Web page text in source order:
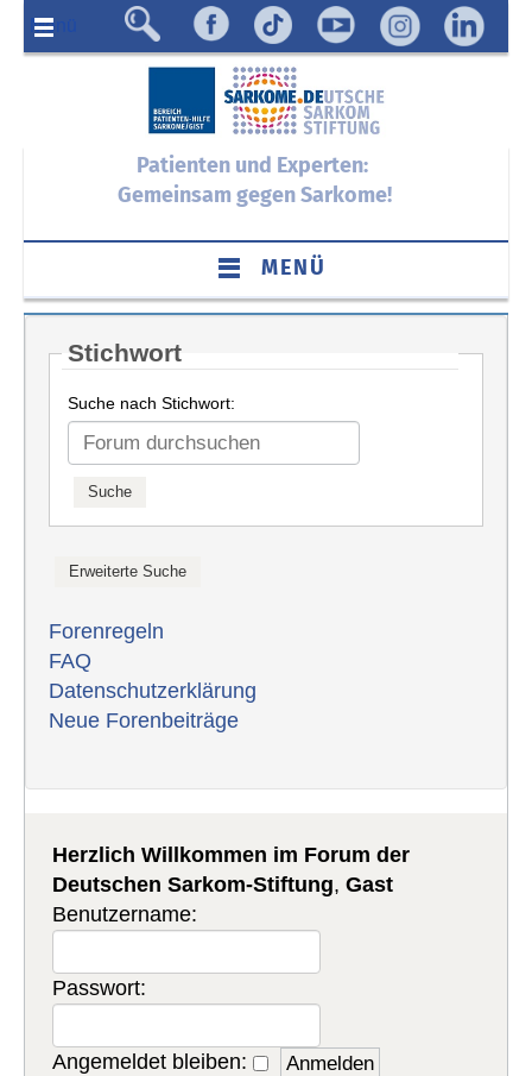
Menü
Patienten und Experten:
Gemeinsam gegen Sarkome!
MENÜ
Stichwort
Suche nach Stichwort:
Forenregeln
FAQ
Datenschutzerklärung
Neue Forenbeiträge
Herzlich Willkommen im Forum der
Deutschen Sarkom-Stiftung,Gast
Benutzername:
Passwort:
Angemeldet bleiben: